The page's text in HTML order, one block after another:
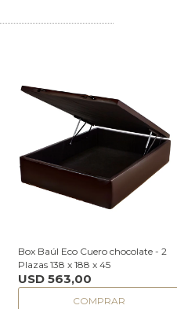
Box Baúl Eco Cuero chocolate - 2
Plazas 138 x 188 x 45
USD 563,00